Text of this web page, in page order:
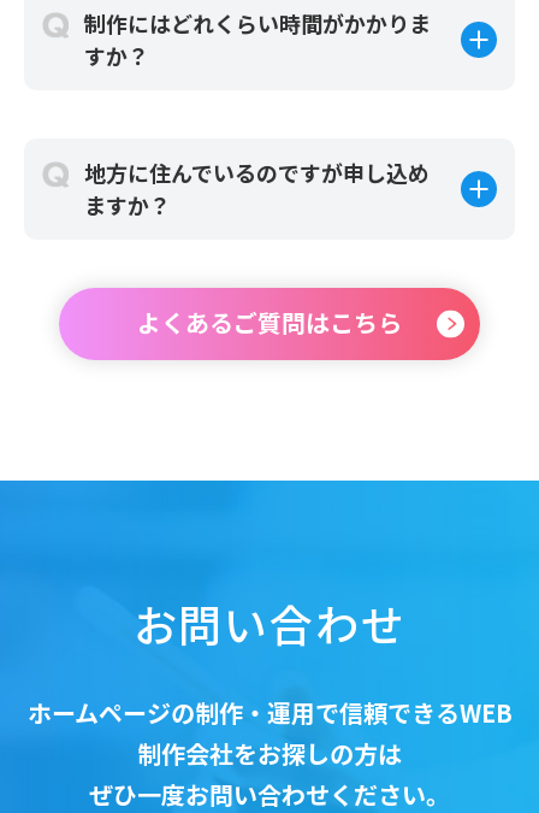
制作にはどれくらい時間がかかりま
すか？
地方に住んでいるのですが申し込め
ますか？
よくあるご質問はこちら
お問い合わせ
ホームページの制作・運用で信頼できるWEB
制作会社をお探しの方は
ぜひ一度お問い合わせください。